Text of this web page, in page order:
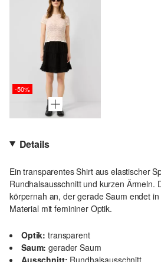
-50%
Details
Ein transparentes Shirt aus elastischer
Rundhalsausschnitt und kurzen Ärmeln.
körpernah an, der gerade Saum endet
Material mit femininer Optik.
Optik: transparent
Saum: gerader Saum
Ausschnitt: Rundhalsausschnitt